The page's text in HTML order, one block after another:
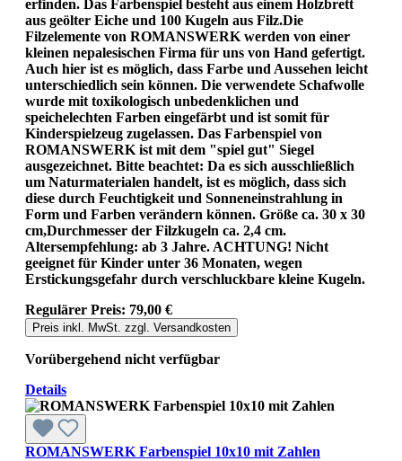
erfinden. Das Farbenspiel besteht aus einem Holzbrett
aus geölter Eiche und 100 Kugeln aus Filz.Die
Filzelemente von ROMANSWERK werden von einer
kleinen nepalesischen Firma für uns von Hand gefertigt.
Auch hier ist es möglich, dass Farbe und Aussehen leicht
unterschiedlich sein können. Die verwendete Schafwolle
wurde mit toxikologisch unbedenklichen und
speichelechten Farben eingefärbt und ist somit für
Kinderspielzeug zugelassen. Das Farbenspiel von
ROMANSWERK ist mit dem "spiel gut" Siegel
ausgezeichnet. Bitte beachtet: Da es sich ausschließlich
um Naturmaterialen handelt, ist es möglich, dass sich
diese durch Feuchtigkeit und Sonneneinstrahlung in
Form und Farben verändern können. Größe ca. 30 x 30
cm,Durchmesser der Filzkugeln ca. 2,4 cm.
Altersempfehlung: ab 3 Jahre. ACHTUNG! Nicht
geeignet für Kinder unter 36 Monaten, wegen
Erstickungsgefahr durch verschluckbare kleine Kugeln.
Regulärer Preis: 79,00 €
Preis inkl. MwSt. zzgl. Versandkosten
Vorübergehend nicht verfügbar
Details
ROMANSWERK Farbenspiel 10x10 mit Zahlen